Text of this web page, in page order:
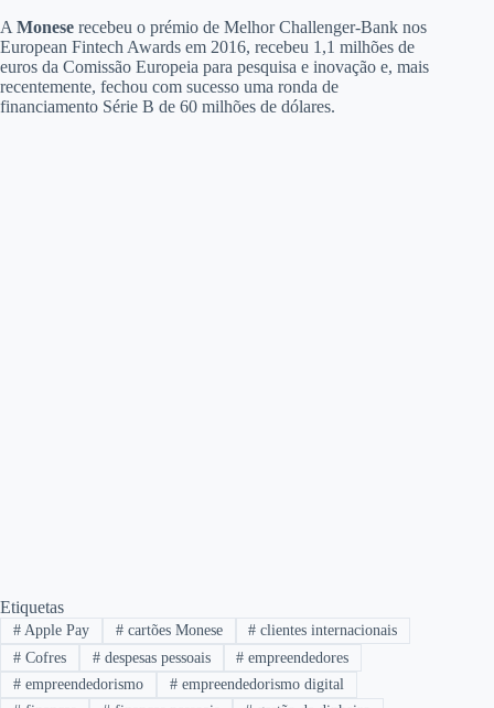
A Monese recebeu o prémio de Melhor Challenger-Bank nos
European Fintech Awards em 2016, recebeu 1,1 milhões de
euros da Comissão Europeia para pesquisa e inovação e, mais
recentemente, fechou com sucesso uma ronda de
financiamento Série B de 60 milhões de dólares.
Etiquetas
#Apple Pay #cartões Monese # clientes internacionais
#Cofres #despesas pessoais # empreendedores
#empreendedorismo #empreendedorismo digital